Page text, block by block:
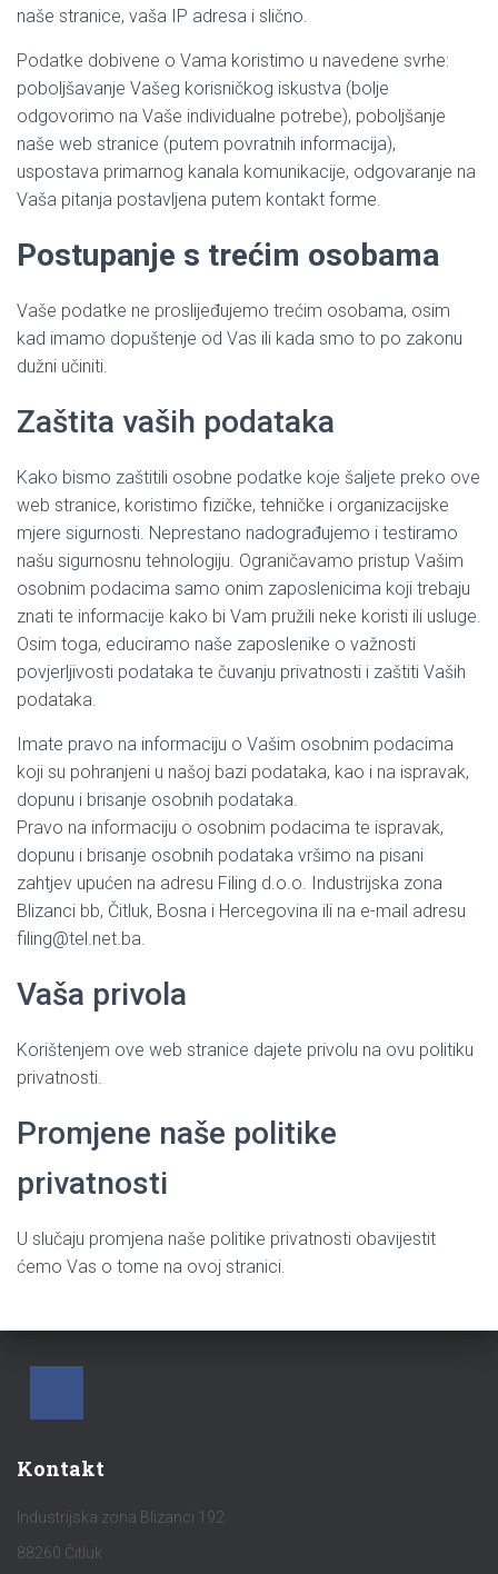
naše stranice, vaša IP adresa i slično.
Podatke dobivene o Vama koristimo u navedene svrhe:
poboljšavanje Vašeg korisničkog iskustva (bolje
odgovorimo na Vaše individualne potrebe), poboljšanje
naše web stranice (putem povratnih informacija),
uspostava primarnog kanala komunikacije, odgovaranje na
Vaša pitanja postavljena putem kontakt forme.
Postupanje s trećim osobama
Vaše podatke ne proslijeđujemo trećim osobama, osim
kad imamo dopuštenje od Vas ili kada smo to po zakonu
dužni učiniti.
Zaštita vaših podataka
Kako bismo zaštitili osobne podatke koje šaljete preko ove
web stranice, koristimo fizičke, tehničke i organizacijske
mjere sigurnosti. Neprestano nadograđujemo i testiramo
našu sigurnosnu tehnologiju. Ograničavamo pristup Vašim
osobnim podacima samo onim zaposlenicima koji trebaju
znati te informacije kako bi Vam pružili neke koristi ili usluge.
Osim toga, educiramo naše zaposlenike o važnosti
povjerljivosti podataka te čuvanju privatnosti i zaštiti Vaših
podataka.
Imate pravo na informaciju o Vašim osobnim podacima
koji su pohranjeni u našoj bazi podataka, kao i na ispravak,
dopunu i brisanje osobnih podataka.
Pravo na informaciju o osobnim podacima te ispravak,
dopunu i brisanje osobnih podataka vršimo na pisani
zahtjev upućen na adresu Filing d.o.o. Industrijska zona
Blizanci bb, Čitluk, Bosna i Hercegovina ili na e-mail adresu
filing@tel.net.ba.
Vaša privola
Korištenjem ove web stranice dajete privolu na ovu politiku
privatnosti.
Promjene naše politike
privatnosti
U slučaju promjena naše politike privatnosti obavijestit
ćemo Vas o tome na ovoj stranici.
Kontakt
Industrijska zona Blizanci 192
88260 Čitluk